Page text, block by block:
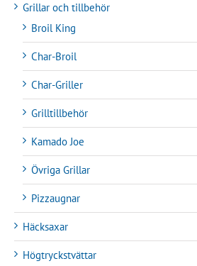
Grillar och tillbehör
Broil King
Char-Broil
Char-Griller
Grilltillbehör
Kamado Joe
Övriga Grillar
Pizzaugnar
Häcksaxar
Högtryckstvättar